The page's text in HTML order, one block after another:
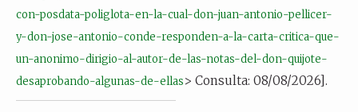
con-posdata-poliglota-en-la-cual-don-juan-antonio-pellicer-
y-don-jose-antonio-conde-responden-a-la-carta-critica-que-
un-anonimo-dirigio-al-autor-de-las-notas-del-don-quijote-
desaprobando-algunas-de-ellas> Consulta: 08/08/2026].